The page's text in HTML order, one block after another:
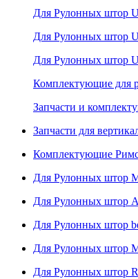
Для Рулонных штор
Для Рулонных штор
Для Рулонных штор
Комплектующие для
Запчасти и
Запчасти для
Комплектующие
Для Рулонных штор
Для Рулонных штор
Для Рулонных штор
Для Рулонных штор
Для Рулонных штор